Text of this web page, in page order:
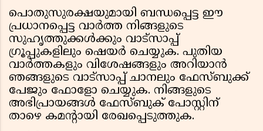
പൊതുസുരക്ഷയുമായി ബന്ധപ്പെട്ട ഈ
പ്രധാനപ്പെട്ട വാർത്ത നിങ്ങളുടെ
സുഹൃത്തുക്കൾക്കും വാട്സാപ്പ്
ഗ്രൂപ്പുകളിലും ഷെയർ ചെയ്യുക. പുതിയ
വാർത്തകളും വിശേഷങ്ങളും അറിയാൻ
ഞങ്ങളുടെ വാട്സാപ്പ് ചാനലും ഫേസ്ബുക്ക്
പേജും ഫോളോ ചെയ്യുക. നിങ്ങളുടെ
അഭിപ്രായങ്ങൾ ഫേസ്ബുക് പോസ്റ്റിന്
താഴെ കമൻ്റായി രേഖപ്പെടുത്തുക.